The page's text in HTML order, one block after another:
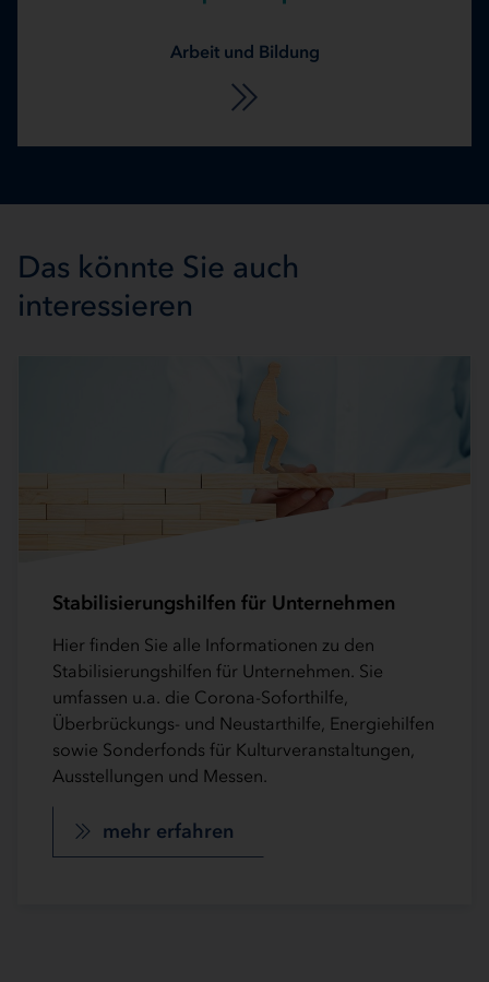
Arbeit und Bildung
Das könnte Sie auch
interessieren
Stabilisierungshilfen für Unternehmen
Hier finden Sie alle Informationen zu den
Stabilisierungshilfen für Unternehmen. Sie
umfassen u.a. die Corona-Soforthilfe,
Überbrückungs- und Neustarthilfe, Energiehilfen
sowie Sonderfonds für Kulturveranstaltungen,
Ausstellungen und Messen.
mehr erfahren